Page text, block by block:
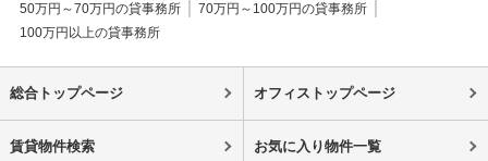
50万円～70万円の貸事務所
70万円～100万円の貸事務所
100万円以上の貸事務所
総合トップページ オフィストップページ
賃貸物件検索 お気に入り物件一覧